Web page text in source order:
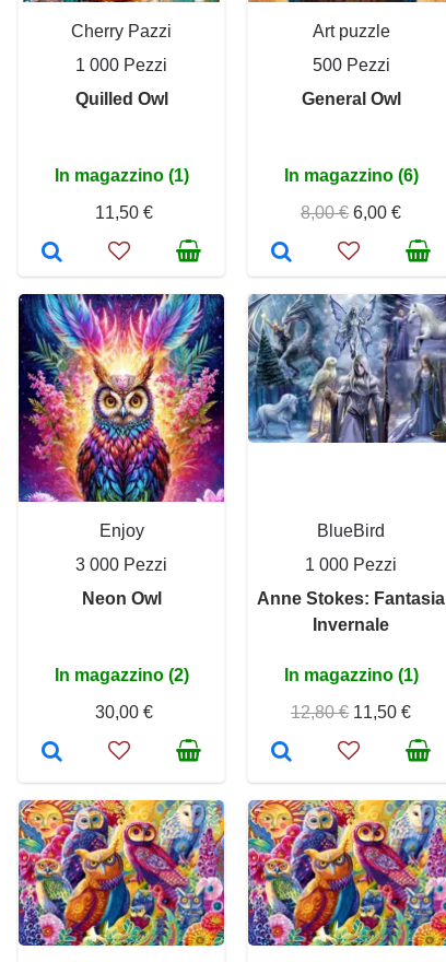
Cherry Pazzi
1 000 Pezzi
Quilled Owl
In magazzino (1)
11,50 €
Art puzzle
500 Pezzi
General Owl
In magazzino (6)
8,00 € 6,00 €
Enjoy
3 000 Pezzi
Neon Owl
In magazzino (2)
30,00 €
BlueBird
1 000 Pezzi
Anne Stokes: Fantasia
Invernale
In magazzino (1)
12,80 € 11,50 €